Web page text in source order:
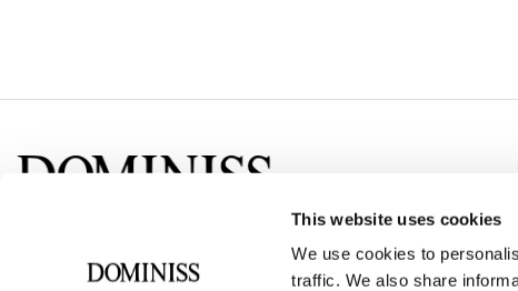
This website uses cookies
We use cookies to
traffic. We also share
Le maniche corte forniscono copertura
Nel complesso, l'abito da sposa a trapezio